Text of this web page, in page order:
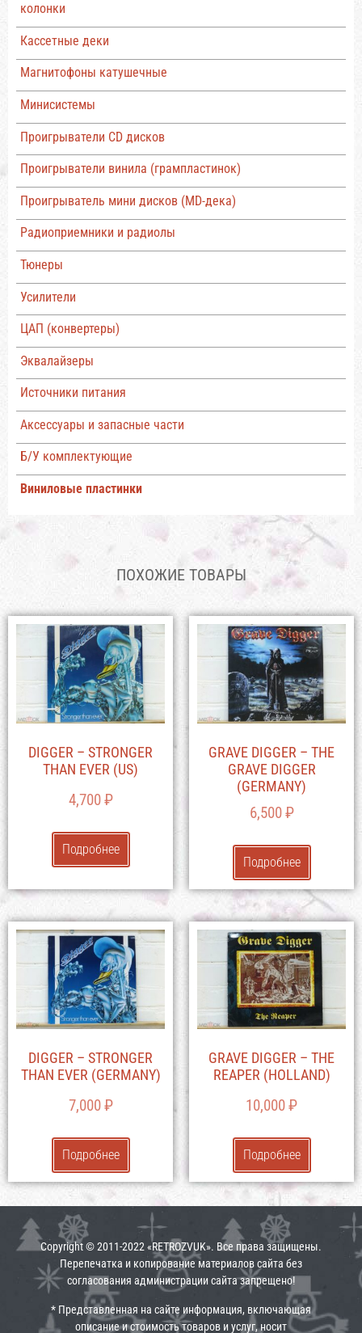
колонки
Кассетные деки
Магнитофоны катушечные
Минисистемы
Проигрыватели CD дисков
Проигрыватели винила (грампластинок)
Проигрыватель мини дисков (MD-дека)
Радиоприемники и радиолы
Тюнеры
Усилители
ЦАП (конвертеры)
Эквалайзеры
Источники питания
Аксессуары и запасные части
Б/У комплектующие
Виниловые пластинки
ПОХОЖИЕ ТОВАРЫ
DIGGER – STRONGER
THAN EVER (US)
4,700₽
Подробнее
GRAVE DIGGER – THE
GRAVE DIGGER
(GERMANY)
6,500₽
Подробнее
DIGGER – STRONGER
THAN EVER (GERMANY)
7,000₽
Подробнее
GRAVE DIGGER – THE
REAPER (HOLLAND)
10,000₽
Подробнее
Copyright © 2011-2022 «RETROZVUK». Все права защищены.
Перепечатка и копирование материалов сайта без
согласования администрации сайта запрещено!
* Представленная на сайте информация, включающая
описание и стоимость товаров и услуг, носит